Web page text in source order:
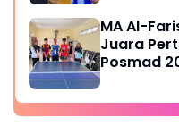
MA Al-
Juara
Posmad